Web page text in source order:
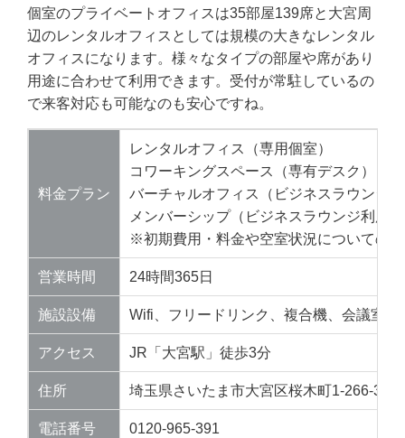
個室のプライベートオフィスは35部屋139席と大宮周
辺のレンタルオフィスとしては規模の大きなレンタル
オフィスになります。様々なタイプの部屋や席があり
用途に合わせて利用できます。受付が常駐しているの
で来客対応も可能なのも安心ですね。
料金プラン
レンタルオフィス（専用個室）
コワーキングスペース（専有デスク）
バーチャルオフィス（ビジネスラウンジ
メンバーシップ（ビジネスラウンジ利用
※初期費用・料金や空室状況についての
営業時間 24時間365日
施設設備 Wifi、フリードリンク、複合機、会議室、
アクセス JR「大宮駅」徒歩3分
住所 埼玉県さいたま市大宮区桜木町1-266-3
電話番号 0120-965-391